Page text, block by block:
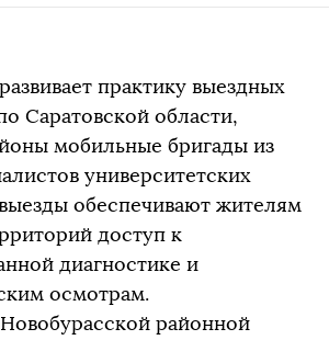
практику выездных
Саратовской области,
мобильные бригады из
университетских
обеспечивают жителям
доступ к
диагностике и
осмотрам.
районной